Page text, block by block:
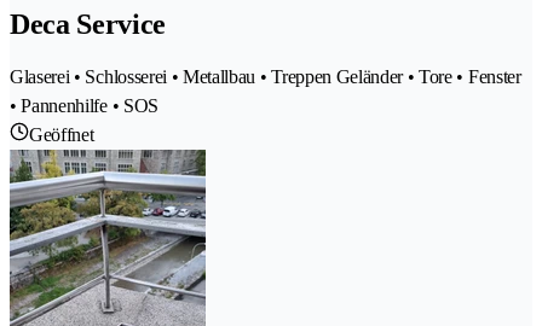
Deca Service
Glaserei • Schlosserei • Metallbau • Treppen Geländer • Tore • Fenster
• Pannenhilfe • SOS
Geöffnet